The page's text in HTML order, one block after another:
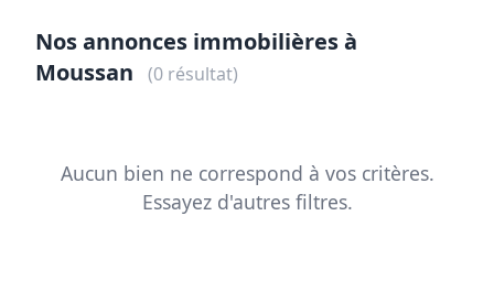
Nos annonces immobilières à
Moussan
(0 résultat)
Aucun bien ne correspond à vos critères.
Essayez d'autres filtres.